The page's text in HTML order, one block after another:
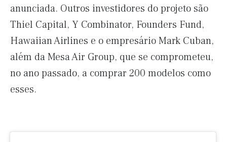
anunciada. Outros investidores do projeto são
Thiel Capital, Y Combinator, Founders Fund,
Hawaiian Airlines e o empresário Mark Cuban,
além da Mesa Air Group, que se comprometeu,
no ano passado, a comprar 200 modelos como
esses.